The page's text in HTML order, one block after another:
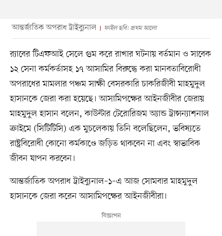
আন্তর্জাতিক অপরাধ ট্রাইব্যুনাল ফাইল ছবি: প্রথম আলো
র‍্যাবের টিএফআই সেলে গুম করে রাখার ঘটনায় বর্তমান ও সাবেক
১২ সেনা কর্মকর্তাসহ ১৭ আসামির বিরুদ্ধে করা মানবতাবিরোধী
অপরাধের মামলার পঞ্চম সাক্ষী বেসরকারি চাকরিজীবী মাহমুদুল
হাসানকে জেরা করা হয়েছে। আসামিপক্ষের আইনজীবীর জেরায়
মাহমুদুল হাসান বলেন, কাউন্টার টেরোরিজম অ্যান্ড ট্রান্সন্যাশনাল
ক্রাইমে (সিটিটিসি) এক মুচলেকায় তিনি বলেছিলেন, ভবিষ্যতে
রাষ্ট্রবিরোধী কোনো কর্মকাণ্ডে জড়িত থাকবেন না এবং স্বাভাবিক
জীবন যাপন করবেন।
আন্তর্জাতিক অপরাধ ট্রাইব্যুনাল–১–এ আজ সোমবার মাহমুদুল
হাসানকে জেরা করেন আসামিপক্ষের আইনজীবীরা।